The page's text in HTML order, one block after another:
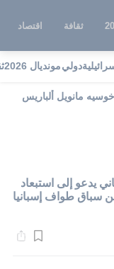
ثقافة اقتصاد
دوليمونديال 2026
خوسيه مانويل ألباريس
يدعو إلى استبعاد
سباق طواف إسبانيا